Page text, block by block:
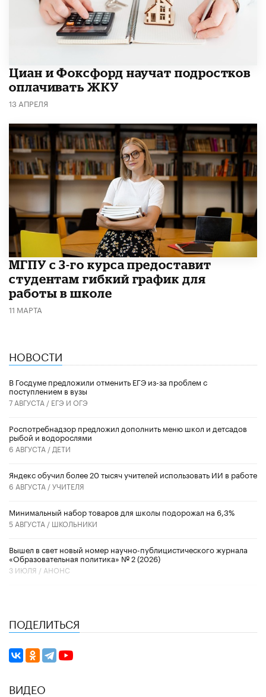
Циан и Фоксфорд научат подростков
оплачивать ЖКУ
13 АПРЕЛЯ
МГПУ с 3-го курса предоставит
студентам гибкий график для
работы в школе
11 МАРТА
НОВОСТИ
В Госдуме предложили отменить ЕГЭ из-за проблем с
поступлением в вузы
7 АВГУСТА / ЕГЭ И ОГЭ
Роспотребнадзор предложил дополнить меню школ и детсадов
рыбой и водорослями
6 АВГУСТА / ДЕТИ
​Яндекс обучил более 20 тысяч учителей использовать ИИ в работе
6 АВГУСТА /УЧИТЕЛЯ
Минимальный набор товаров для школы подорожал на 6,3%
5 АВГУСТА / ШКОЛЬНИКИ
Вышел в свет новый номер научно-публицистического журнала
«Образовательная политика» № 2 (2026)
3 ИЮЛЯ / АНОНС
ПОДЕЛИТЬСЯ
ВИДЕО